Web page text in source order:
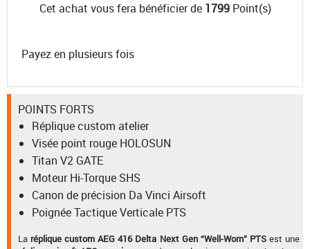
Cet achat vous fera bénéficier de 1799Point(s)
Payez en plusieurs fois
POINTS FORTS
Réplique custom atelier
Visée point rouge HOLOSUN
Titan V2 GATE
Moteur Hi-Torque SHS
Canon de précision Da Vinci Airsoft
Poignée Tactique Verticale PTS
La réplique custom AEG 416 Delta Next Gen “Well-Worn” PTSest une